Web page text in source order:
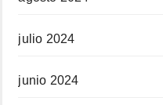
julio 2024
junio 2024